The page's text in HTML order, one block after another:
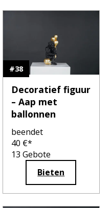
#38
Decoratief figuur
– Aap met
ballonnen
beendet
40 €*
13 Gebote
Bieten